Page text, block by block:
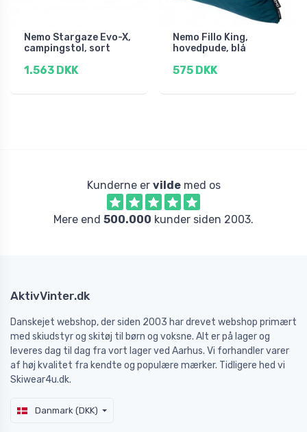
Nemo Stargaze Evo-X,
campingstol, sort
1.563 DKK
Nemo Fillo King,
hovedpude, blå
575 DKK
Kunderne er vildemed os
Mere end 500.000 kunder siden 2003.
AktivVinter.dk
Danskejet webshop, der siden 2003 har drevet webshop primært
med skiudstyr og skitøj til børn og voksne. Alt er på lager og
leveres dag til dag fra vort lager ved Aarhus. Vi forhandler varer
af høj kvalitet fra kendte og populære mærker. Tidligere hed vi
Skiwear4u.dk.
Danmark (DKK)